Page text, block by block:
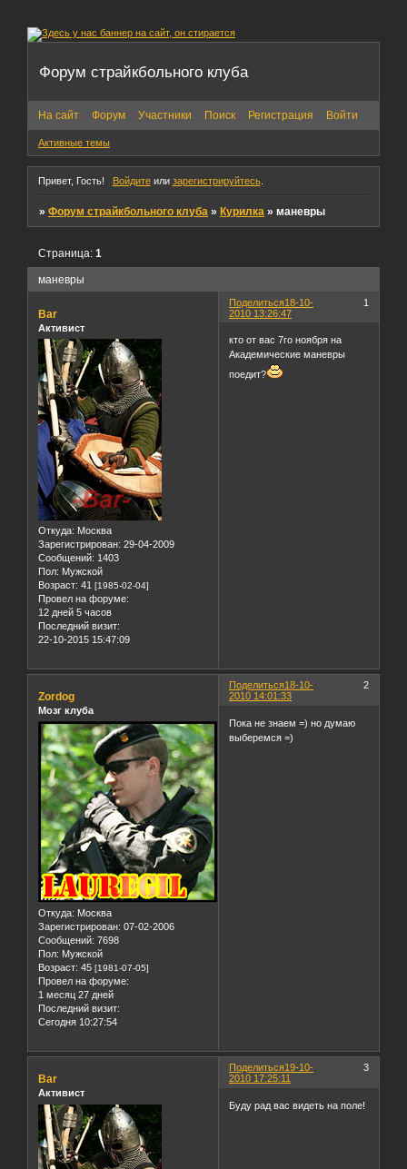
Форум страйкбольного клуба
На сайт Форум Участники Поиск Регистрация Войти
Активные темы
Привет, Гость! Войдитеили зарегистрируйтесь.
»Форум страйкбольного клуба »Курилка »маневры
маневры
Страница:1
Поделиться 1
18-10-
2010 13:26:47
Bar
Активист
Откуда: Москва
Зарегистрирован: 29-04-2009
Сообщений: 1403
Пол: Мужской
Возраст: 41 [1985-02-04]
Провел на форуме:
12 дней 5 часов
Последний визит:
22-10-2015 15:47:09
кто от вас 7го ноября на
Академические маневры
поедит?
Поделиться 2
18-10-
2010 14:01:33
Zordog
Мозг клуба
Откуда: Москва
Зарегистрирован: 07-02-2006
Сообщений: 7698
Пол: Мужской
Возраст: 45 [1981-07-05]
Провел на форуме:
1 месяц 27 дней
Последний визит:
Сегодня 10:27:54
Пока не знаем =) но думаю
выберемся =)
Поделиться 3
19-10-
2010 17:25:11
Bar
Активист
Буду рад вас видеть на поле!